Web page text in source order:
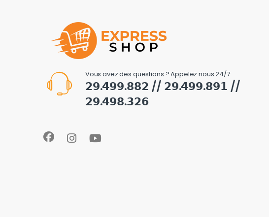
Vous avez des questions ? Appelez nous 24/7
𝟮𝟵.𝟰𝟵𝟵.𝟴𝟴𝟮 // 𝟮𝟵.𝟰𝟵𝟵.𝟴𝟵𝟭 //
𝟮𝟵.𝟰𝟵𝟴.𝟯𝟮𝟲